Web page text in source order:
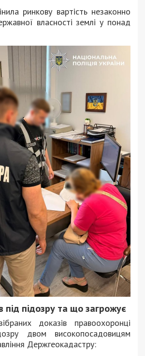
ринкову вартість незаконно
власності землі у понад
під підозру та що загрожує
доказів правоохоронці
двом високопосадовицям
Держгеокадастру: